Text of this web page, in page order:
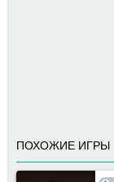
ПОХОЖИЕ ИГРЫ